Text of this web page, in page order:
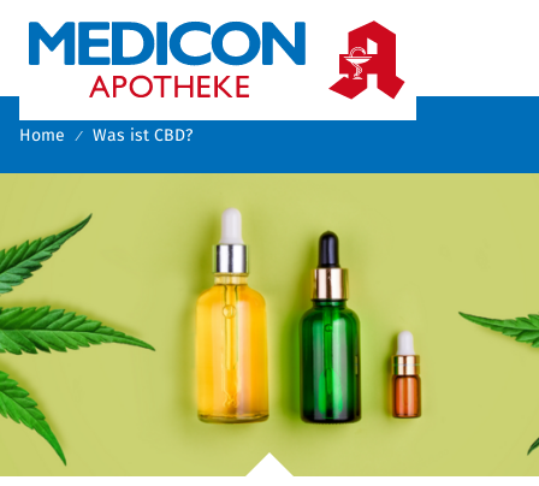

Home Was ist CBD?